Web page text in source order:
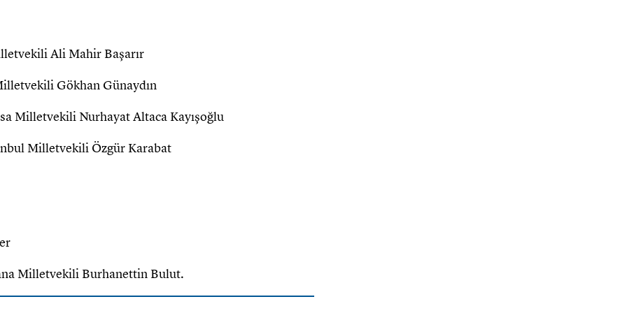
Ali Mahir Başarır
Gökhan Günaydın
Milletvekili Nurhayat Altaca Kayışoğlu
Milletvekili Özgür Karabat
Milletvekili Burhanettin Bulut.